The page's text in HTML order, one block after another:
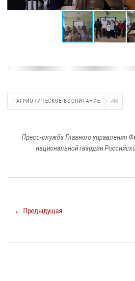
ПАТРИОТИЧЕСКОЕ ВОСПИТАНИЕ 748
Пресс-служба Главного управления
национальной гвардии
← Предыдущая